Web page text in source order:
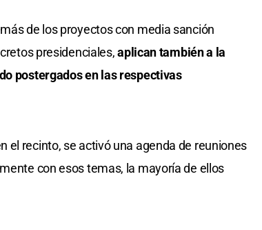
de los proyectos con media sanción
presidenciales,aplican también a la
postergados en las respectivas
recinto, se activó una agenda de reuniones
con esos temas, la mayoría de ellos